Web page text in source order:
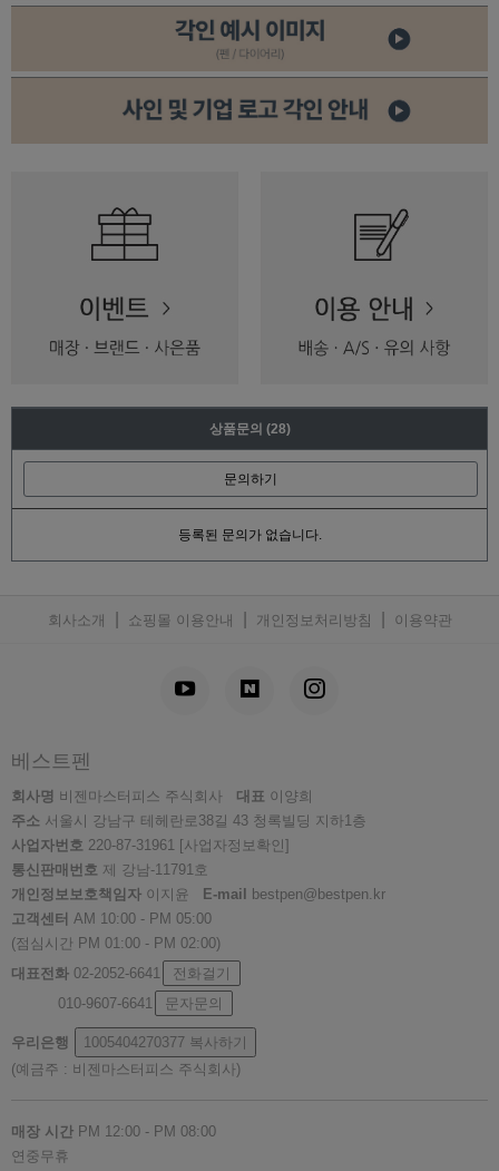
상품문의 (28)
문의하기
등록된 문의가 없습니다.
회사소개 쇼핑몰 이용안내 개인정보처리방침 이용약관
베스트펜
회사명 비젠마스터피스 주식회사 대표 이양희
주소 서울시 강남구 테헤란로38길 43 청록빌딩 지하1층
사업자번호 220-87-31961 [사업자정보확인]
통신판매번호 제 강남-11791호
개인정보보호책임자 이지윤 E-mail
bestpen@bestpen.kr
고객센터 AM 10:00 - PM 05:00
(점심시간 PM 01:00 - PM 02:00)
대표전화 02-2052-6641
전화걸기
010-9607-6641
문자문의
우리은행 1005404270377 복사하기
(예금주 : 비젠마스터피스 주식회사)
매장 시간 PM 12:00 - PM 08:00
연중무휴